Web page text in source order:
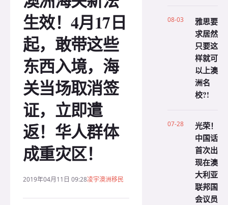
生效！4月17日
起，敢带这些
东西入境，海
关当场取消签
证，立即遣
返！华人群体
成重灾区！
2019年04月11日 09:28凌宇澳洲移民
08-03
雅思要
求居然
只要这
样就可
以上澳
洲名
校?!
07-28
光荣！
中国话
首次出
现在澳
大利亚
联邦国
会议员